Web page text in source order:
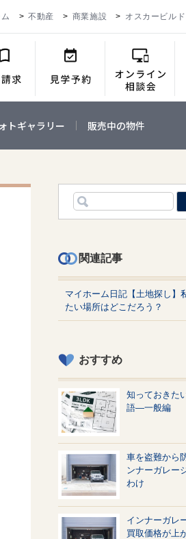
不動産 商業施設 オスカービルド
トギャラリー 販売中の物件
関連記事
マイホーム日記【土地探し】
たい場所はどこだろう？
おすすめ
知っておきた
語—一般編
車を盗難から
ンナーガレー
わけ
インナーガレ
買取価格が上